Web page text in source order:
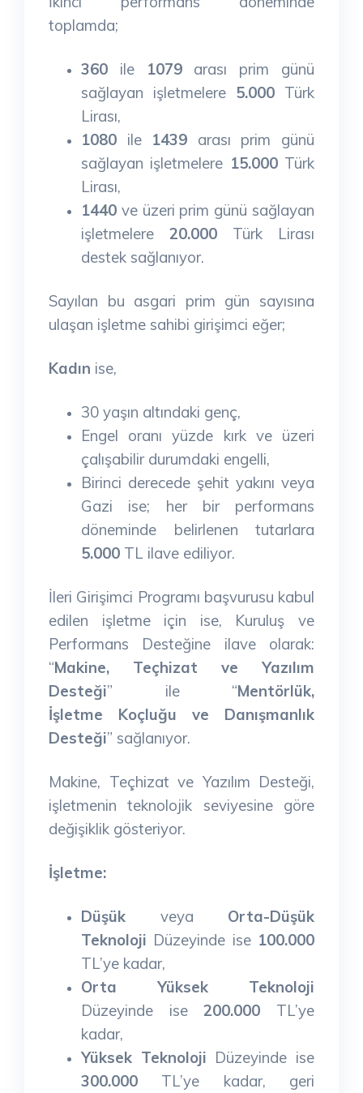
toplamda;
360 ile 1079arası prim günü
sağlayan işletmelere 5.000 Türk
Lirası,
1080 ile 1439 arası prim günü
sağlayan işletmelere 15.000Türk
Lirası,
1440 ve üzeri prim günü sağlayan
işletmelere 20.000 Türk Lirası
destek sağlanıyor.
Sayılan bu asgari prim gün sayısına
ulaşan işletme sahibi girişimci eğer;
Kadın ise,
30 yaşın altındaki genç,
Engel oranı yüzde kırk ve üzeri
çalışabilir durumdaki engelli,
Birinci derecede şehit yakını veya
Gazi ise; her bir performans
döneminde belirlenen tutarlara
5.000 TL ilave ediliyor.
İleri Girişimci Programı başvurusu kabul
edilen işletme için ise, Kuruluş ve
Performans Desteğine ilave olarak:
“Makine, Teçhizat ve Yazılım
Desteği” ile “Mentörlük,
İşletme Koçluğu ve Danışmanlık
Desteği” sağlanıyor.
Makine, Teçhizat ve Yazılım Desteği,
işletmenin teknolojik seviyesine göre
değişiklik gösteriyor.
İşletme:
Düşük veya Orta-Düşük
Teknoloji Düzeyinde ise 100.000
TL’ye kadar,
Orta Yüksek Teknoloji
Düzeyinde ise200.000 TL’ye
kadar,
Yüksek Teknoloji Düzeyinde ise
300.000 TL’ye kadar, geri